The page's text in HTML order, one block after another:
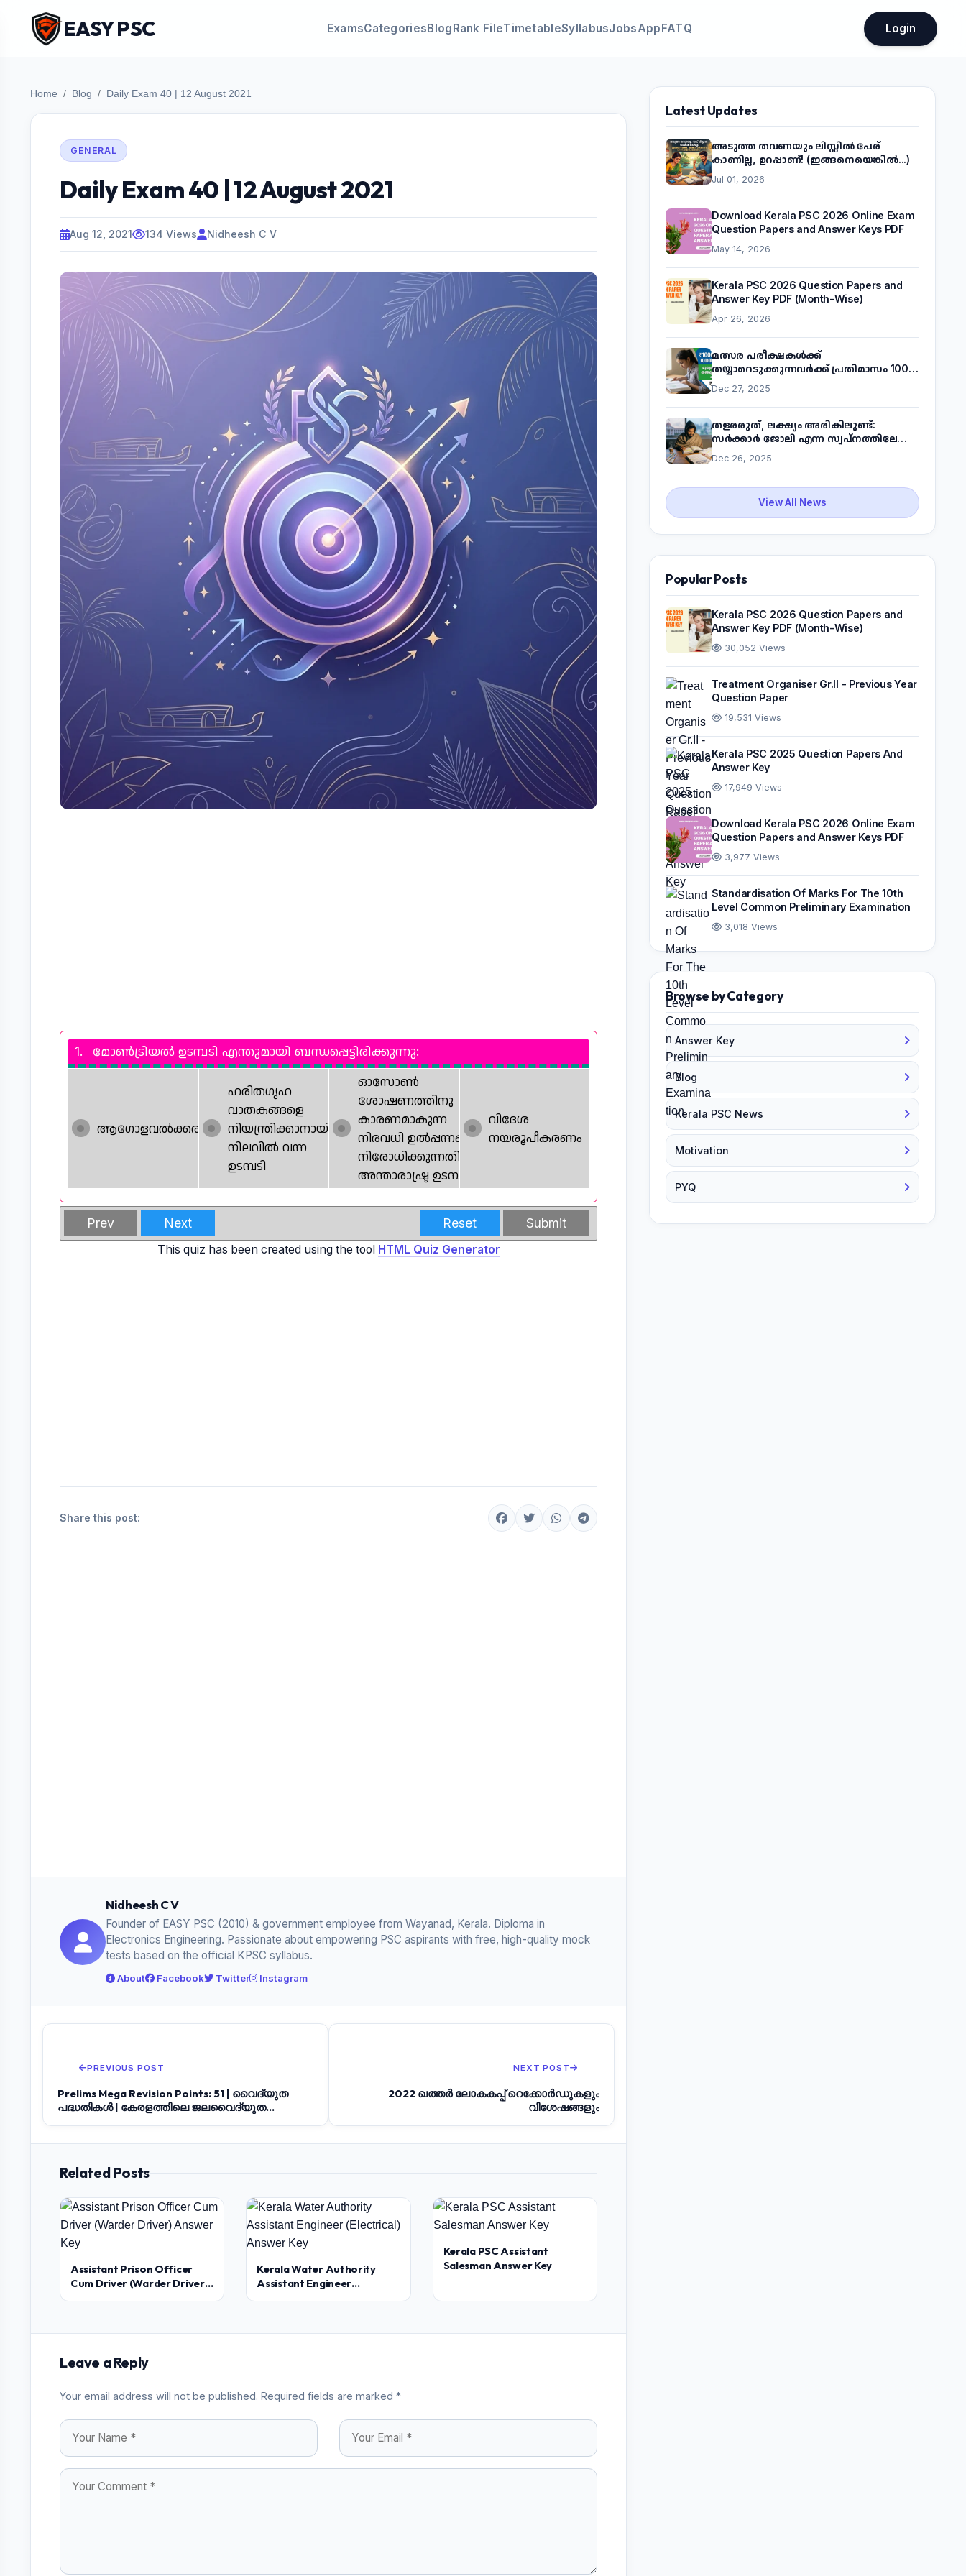
EASY PSC ExamsCategoriesBlogRank FileTimetableSyllabusJobsAppFATQ Login
Home Blog Daily Exam 40 | 12 August 2021
GENERAL
Daily Exam 40 | 12 August 2021
Aug 12, 2021 134 Views Nidheesh C V
1. മോൺട്രിയൽ ഉടമ്പടി എന്തുമായി ബന്ധപ്പെട്ടിരിക്കുന്നു:
ആഗോളവൽക്കരണം
ഹരിതഗൃഹ
വാതകങ്ങളെ
നിയന്ത്രിക്കാനായി
നിലവിൽ വന്ന
ഉടമ്പടി
ഓസോൺ
ശോഷണത്തിനു
കാരണമാകുന്ന
നിരവധി ഉൽപ്പന്നങ്ങളെ
നിരോധിക്കുന്നതിനുള്ള
അന്താരാഷ്ട്ര ഉടമ്പടി
വിദേശ
നയരൂപീകരണം
Prev Next Submit
Reset
This quiz has been created using the tool HTML Quiz Generator
Share this post:
Nidheesh C V
Founder of EASY PSC (2010) & government employee from Wayanad, Kerala. Diploma in
Electronics Engineering. Passionate about empowering PSC aspirants with free, high-quality mock
tests based on the official KPSC syllabus.
About Facebook Twitter Instagram
PREVIOUS POST
Prelims Mega Revision Points: 51 | വൈദ്യുത
പദ്ധതികൾ | കേരളത്തിലെ ജലവൈദ്യുത
NEXT POST
2022 ഖത്തർ ലോകകപ്പ് റെക്കോർഡുകളും
വിശേഷങ്ങളും
Related Posts
Assistant Prison Officer
Cum Driver (Warder Driver)
Answer Key
Kerala Water Authority
Assistant Engineer
(Electrical) Answer Key
Kerala PSC Assistant
Salesman Answer Key
Leave a Reply
Your email address will not be published. Required fields are marked *
Latest Updates
അടുത്ത തവണയും ലിസ്റ്റിൽ പേര്
കാണില്ല, ഉറപ്പാണ്! (ഇങ്ങനെയെങ്കിൽ...)
Jul 01, 2026
Download Kerala PSC 2026 Online Exam
Question Papers and Answer Keys PDF
May 14, 2026
Kerala PSC 2026 Question Papers and
Answer Key PDF (Month-Wise)
Apr 26, 2026
മത്സര പരീക്ഷകൾക്ക്
തയ്യാറെടുക്കുന്നവർക്ക് പ്രതിമാസം 1000
പദ്ധതിയെക്കുറിച്ച് അറിയാം
Dec 27, 2025
തളരരുത്, ലക്ഷ്യം അരികിലുണ്ട്:
സർക്കാർ ജോലി എന്ന സ്വപ്നത്തിലേക്ക്
Dec 26, 2025
View All News
Popular Posts
Kerala PSC 2026 Question Papers and
Answer Key PDF (Month-Wise)
30,052 Views
Treatment Organiser Gr.II - Previous Year
Question Paper
19,531 Views
Kerala PSC 2025 Question Papers And
Answer Key
17,949 Views
Download Kerala PSC 2026 Online Exam
Question Papers and Answer Keys PDF
3,977 Views
Standardisation Of Marks For The 10th
Level Common Preliminary Examination
3,018 Views
Browse by Category
Answer Key
Blog
Kerala PSC News
Motivation
PYQ